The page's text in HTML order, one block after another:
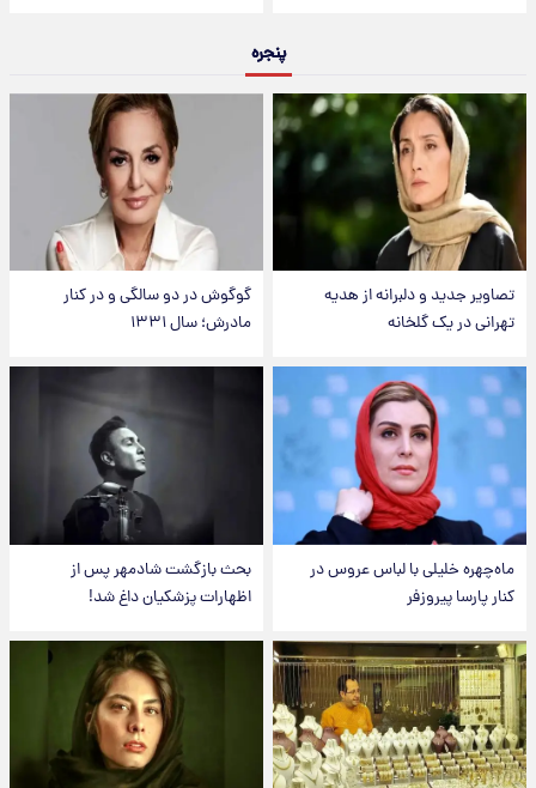
پنجره
تصاویر جدید و دلبرانه از هدیه
تهرانی در یک گلخانه
گوگوش در دو سالگی و در کنار
مادرش؛ سال ۱۳۳۱
ماه‌چهره خلیلی با لباس عروس در
کنار پارسا پیروزفر
بحث بازگشت شادمهر پس از
اظهارات پزشکیان داغ شد!